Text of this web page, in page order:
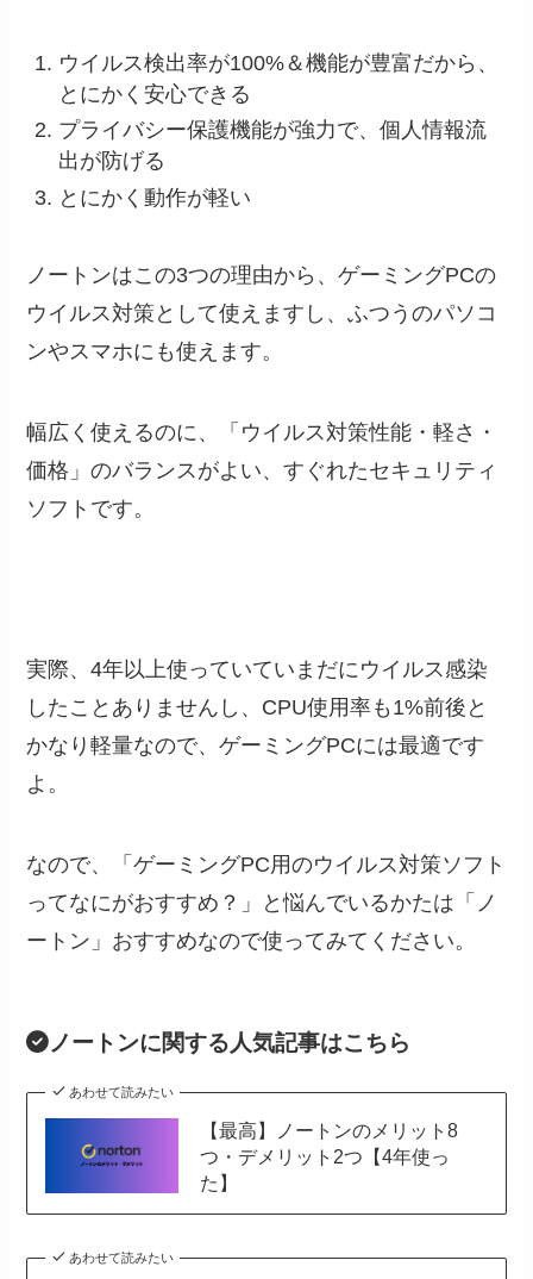
ウイルス検出率が100%＆機能が豊富だから、
とにかく安心できる
プライバシー保護機能が強力で、個人情報流
出が防げる
とにかく動作が軽い
ノートンはこの3つの理由から、ゲーミングPCの
ウイルス対策として使えますし、ふつうのパソコ
ンやスマホにも使えます。
幅広く使えるのに、「 ウイルス対策性能・軽さ・
価格 」のバランスがよい、すぐれたセキュリティ
ソフトです。
実際、4年以上使っていていまだにウイルス感染
したことありませんし、CPU使用率も1%前後と
かなり軽量なので、ゲーミングPCには最適です
よ。
なので、「ゲーミングPC用のウイルス対策ソフト
ってなにがおすすめ？」と悩んでいるかたは「 ノ
ートン 」おすすめなので使ってみてください。
ノートンに関する人気記事はこちら
あわせて読みたい
【最高】ノートンのメリット8
つ・デメリット2つ【4年使っ
た】
あわせて読みたい